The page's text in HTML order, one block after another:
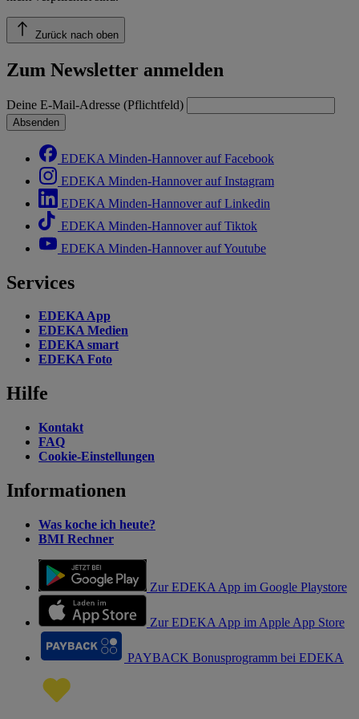
Zurück nach oben
Zum Newsletter anmelden
Deine E-Mail-Adresse (Pflichtfeld)
Absenden
EDEKA Minden-Hannover auf Facebook
EDEKA Minden-Hannover auf Instagram
EDEKA Minden-Hannover auf Linkedin
EDEKA Minden-Hannover auf Tiktok
EDEKA Minden-Hannover auf Youtube
Services
EDEKA App
EDEKA Medien
EDEKA smart
EDEKA Foto
Hilfe
Kontakt
FAQ
Cookie-Einstellungen
Informationen
Was koche ich heute?
BMI Rechner
Zur EDEKA App im Google Playstore
Zur EDEKA App im Apple App Store
PAYBACK Bonusprogramm bei EDEKA